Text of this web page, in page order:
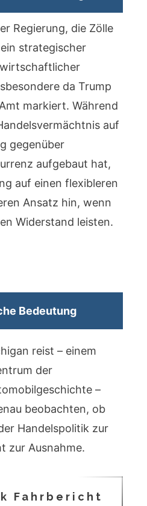
Regierung, die Zölle
strategischer
da Trump
markiert. Während
auf
gegenüber
aufgebaut hat,
auf einen flexibleren
Ansatz hin, wenn
Widerstand leisten.
Bedeutung
reist – einem
der
–
beobachten, ob
Handelspolitik zur
zur Ausnahme.
Fahrbericht